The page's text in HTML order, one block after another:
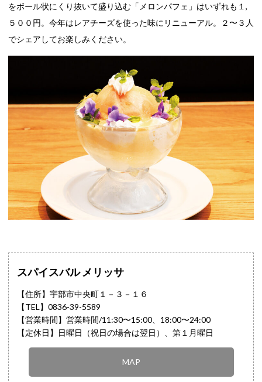
をボール状にくり抜いて盛り込む「メロンパフェ」はいずれも１,
５００円。今年はレアチーズを使った味にリニューアル。２〜３人
でシェアしてお楽しみください。
スパイスバル メリッサ
【住所】宇部市中央町１－３－１６
【TEL】 0836-39-5589
【営業時間】営業時間/11:30〜15:00、18:00〜24:00
【定休日】日曜日（祝日の場合は翌日）、第１月曜日
MAP